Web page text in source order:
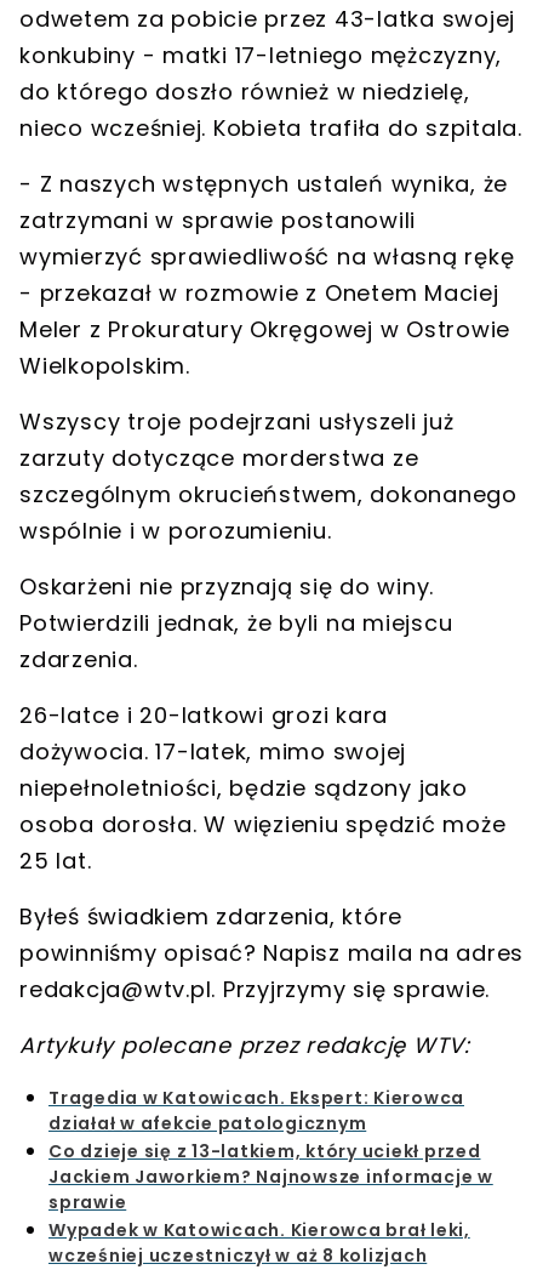
odwetem za pobicie przez 43-latka swojej
konkubiny - matki 17-letniego mężczyzny,
do którego doszło również w niedzielę,
nieco wcześniej. Kobieta trafiła do szpitala.
- Z naszych wstępnych ustaleń wynika, że
zatrzymani w sprawie postanowili
wymierzyć sprawiedliwość na własną rękę
- przekazał w rozmowie z Onetem Maciej
Meler z Prokuratury Okręgowej w Ostrowie
Wielkopolskim.
Wszyscy troje podejrzani usłyszeli już
zarzuty dotyczące morderstwa ze
szczególnym okrucieństwem, dokonanego
wspólnie i w porozumieniu.
Oskarżeni nie przyznają się do winy.
Potwierdzili jednak, że byli na miejscu
zdarzenia.
26-latce i 20-latkowi grozi kara
dożywocia. 17-latek, mimo swojej
niepełnoletniości, będzie sądzony jako
osoba dorosła. W więzieniu spędzić może
25 lat.
Byłeś świadkiem zdarzenia, które
powinniśmy opisać? Napisz maila na adres
redakcja@wtv.pl. Przyjrzymy się sprawie.
Artykuły polecane przez redakcję WTV:
Tragedia w Katowicach. Ekspert: Kierowca
działał w afekcie patologicznym
Co dzieje się z 13-latkiem, który uciekł przed
Jackiem Jaworkiem? Najnowsze informacje w
sprawie
Wypadek w Katowicach. Kierowca brał leki,
wcześniej uczestniczył w aż 8 kolizjach